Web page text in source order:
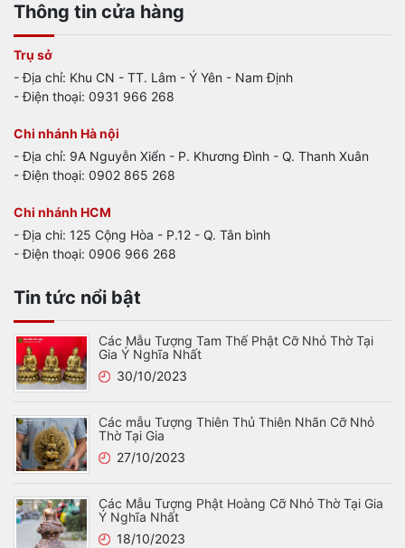
Thông tin cửa hàng
Trụ sở
- Địa chỉ: Khu CN - TT. Lâm - Ý Yên - Nam Định
- Điện thoại: 0931 966 268
Chi nhánh Hà nội
- Địa chỉ: 9A Nguyễn Xiển - P. Khương Đình - Q. Thanh Xuân
- Điện thoại: 0902 865 268
Chi nhánh HCM
- Địa chi: 125 Cộng Hòa - P.12 - Q. Tân bình
- Điện thoại: 0906 966 268
Tin tức nổi bật
Các Mẫu Tượng Tam Thế Phật Cỡ Nhỏ Thờ Tại
Gia Ý Nghĩa Nhất
30/10/2023
Các mẫu Tượng Thiên Thủ Thiên Nhãn Cỡ Nhỏ
Thờ Tại Gia
27/10/2023
Các Mẫu Tượng Phật Hoàng Cỡ Nhỏ Thờ Tại Gia
Ý Nghĩa Nhất
18/10/2023